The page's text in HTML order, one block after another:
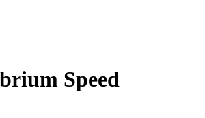
Speed